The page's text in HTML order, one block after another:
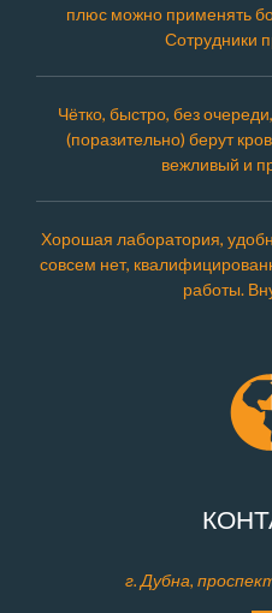
плюс можно применять
Сотрудники
Чётко, быстро, без
(поразительно) берут
вежливый и
Хорошая лаборатория,
совсем нет,
работы.
г. Дубна,